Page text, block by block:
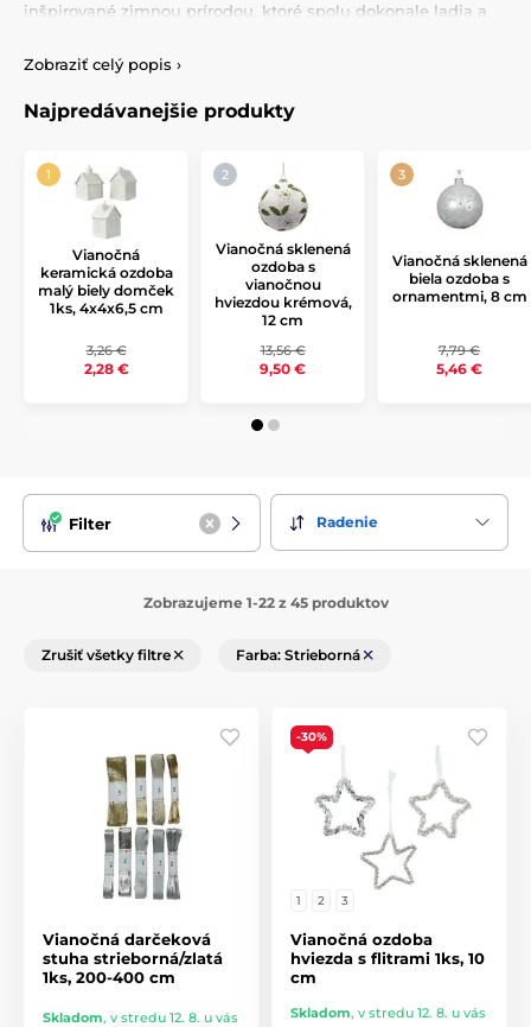
inšpirované zimnou prírodou, ktoré spolu dokonale ladia a
Či už hľadáte jemné detaily alebo výrazné prvky, Vianočná
jednotlivé dekorácie do pôsobivých aranžmánov. Vykúzlite si
domov na pravú zimnú rozprávku!
Zobraziť celý popis ›
Najpredávanejšie produkty
Vianočná
keramická ozdoba
malý biely domček
1ks, 4x4x6,5 cm
3,26 €
2,28 €
Vianočná sklenená
ozdoba s
vianočnou
hviezdou krémová,
12 cm
13,56 €
9,50 €
Vianočná sklenená
biela ozdoba s
ornamentmi, 8 cm
7,79 €
5,46 €
Filter Radenie
Zobrazujeme 1-22 z 45 produktov
Zrušiť všetky filtre Farba: Strieborná
Vianočná darčeková
stuha strieborná/zlatá
1ks, 200-400 cm
Skladom, v stredu 12. 8. u vás
-30%
1 2 3
Vianočná ozdoba
hviezda s flitrami 1ks, 10
cm
Skladom, v stredu 12. 8. u vás